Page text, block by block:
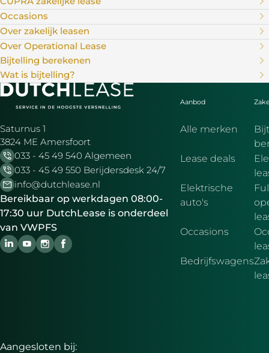
Occasions
Over zakelijk leasen
Over Operational Lease
Bijtelling berekenen
Wat is bijtelling?
Saturnus 1
3824 ME Amersfoort
033 - 45 49 540 Algemeen
033 - 45 49 550 Berijdersdesk 24/7
info@dutchlease.nl
Bereikbaar op werkdagen 08:00-
17:30 uur DutchLease is onderdeel
van VWPFS
Aangesloten bij:
Aanbod
Alle merken
Lease deals
Elektrische
auto's
Occasions
Bedrijfswagens